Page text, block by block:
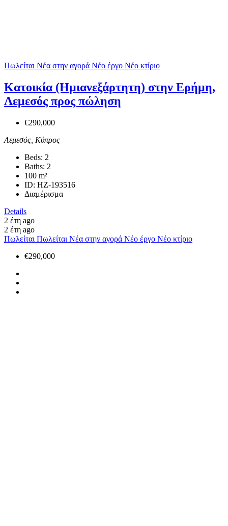
Πωλείται Νέα στην αγορά Νέο έργο Νέο κτίριο
Κατοικία (Ημιανεξάρτητη) στην Ερήμη,
Λεμεσός προς πώληση
€290,000
Λεμεσός, Κύπρος
Beds: 2
Baths: 2
100 m²
ID: HZ-193516
Διαμέρισμα
Details
2 έτη ago
2 έτη ago
Πωλείται Πωλείται Νέα στην αγορά Νέο έργο Νέο κτίριο
€290,000